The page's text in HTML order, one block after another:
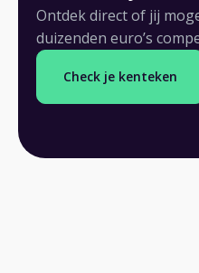
Ontdek direct of jij
duizenden euro’s
Check je kenteken